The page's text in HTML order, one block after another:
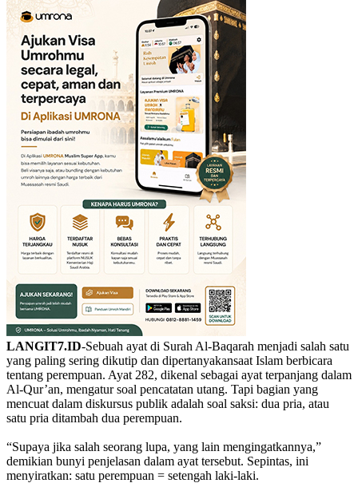
LANGIT7.ID-Sebuah ayat di Surah Al-Baqarah menjadi salah satu
yang paling sering dikutip dan dipertanyakansaat Islam berbicara
tentang perempuan. Ayat 282, dikenal sebagai ayat terpanjang dalam
Al-Qur’an, mengatur soal pencatatan utang. Tapi bagian yang
mencuat dalam diskursus publik adalah soal saksi: dua pria, atau
satu pria ditambah dua perempuan.
“Supaya jika salah seorang lupa, yang lain mengingatkannya,”
demikian bunyi penjelasan dalam ayat tersebut. Sepintas, ini
menyiratkan: satu perempuan = setengah laki-laki.